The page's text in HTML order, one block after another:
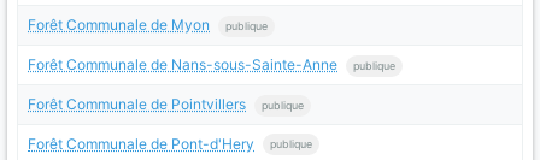
Forêt Communale de Myon publique
Forêt Communale de Nans-sous-Sainte-Anne publique
Forêt Communale de Pointvillers publique
Forêt Communale de Pont-d'Hery publique